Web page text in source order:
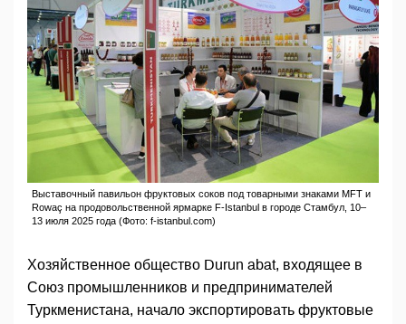
Выставочный павильон фруктовых соков под товарными знаками MFT и
Rowaç на продовольственной ярмарке F-Istanbul в городе Стамбул, 10–
13 июля 2025 года (Фото: f-istanbul.com)
Хозяйственное общество Durun abat, входящее в
Союз промышленников и предпринимателей
Туркменистана, начало экспортировать фруктовые